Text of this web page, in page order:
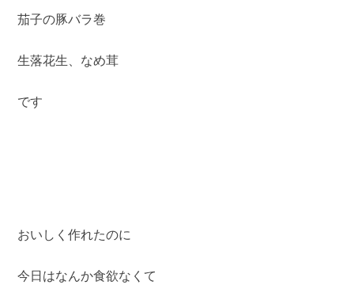
茄子の豚バラ巻
生落花生、なめ茸
です
おいしく作れたのに
今日はなんか食欲なくて